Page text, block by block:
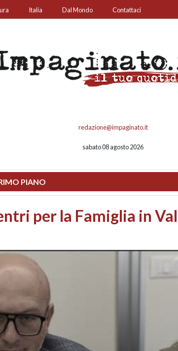
Italia Dal Mondo Contattaci
redazione@impaginato.it
sabato 08 agosto 2026
PIANO
un chiosco sul
edilizi e occupazione